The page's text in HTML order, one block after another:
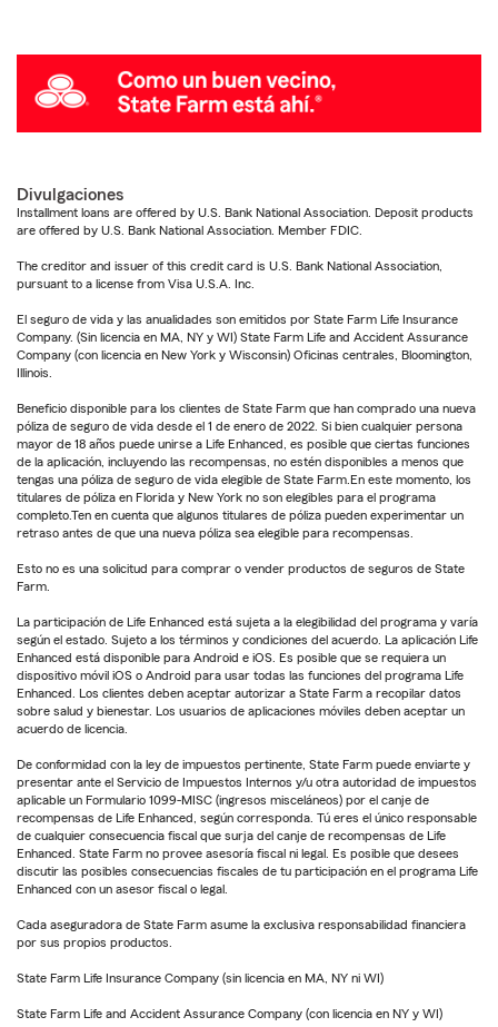
Divulgaciones
Installment loans are offered by U.S. Bank National Association. Deposit products
are offered by U.S. Bank National Association. Member FDIC.
The creditor and issuer of this credit card is U.S. Bank National Association,
pursuant to a license from Visa U.S.A. Inc.
El seguro de vida y las anualidades son emitidos por State Farm Life Insurance
Company. (Sin licencia en MA, NY y WI) State Farm Life and Accident Assurance
Company (con licencia en New York y Wisconsin) Oficinas centrales, Bloomington,
Illinois.
Beneficio disponible para los clientes de State Farm que han comprado una nueva
póliza de seguro de vida desde el 1 de enero de 2022. Si bien cualquier persona
mayor de 18 años puede unirse a Life Enhanced, es posible que ciertas funciones
de la aplicación, incluyendo las recompensas, no estén disponibles a menos que
tengas una póliza de seguro de vida elegible de State Farm.En este momento, los
titulares de póliza en Florida y New York no son elegibles para el programa
completo.Ten en cuenta que algunos titulares de póliza pueden experimentar un
retraso antes de que una nueva póliza sea elegible para recompensas.
Esto no es una solicitud para comprar o vender productos de seguros de State
Farm.
La participación de Life Enhanced está sujeta a la elegibilidad del programa y varía
según el estado. Sujeto a los términos y condiciones del acuerdo. La aplicación Life
Enhanced está disponible para Android e iOS. Es posible que se requiera un
dispositivo móvil iOS o Android para usar todas las funciones del programa Life
Enhanced. Los clientes deben aceptar autorizar a State Farm a recopilar datos
sobre salud y bienestar. Los usuarios de aplicaciones móviles deben aceptar un
acuerdo de licencia.
De conformidad con la ley de impuestos pertinente, State Farm puede enviarte y
presentar ante el Servicio de Impuestos Internos y/u otra autoridad de impuestos
aplicable un Formulario 1099-MISC (ingresos misceláneos) por el canje de
recompensas de Life Enhanced, según corresponda. Tú eres el único responsable
de cualquier consecuencia fiscal que surja del canje de recompensas de Life
Enhanced. State Farm no provee asesoría fiscal ni legal. Es posible que desees
discutir las posibles consecuencias fiscales de tu participación en el programa Life
Enhanced con un asesor fiscal o legal.
Cada aseguradora de State Farm asume la exclusiva responsabilidad financiera
por sus propios productos.
State Farm Life Insurance Company (sin licencia en MA, NY ni WI)
State Farm Life and Accident Assurance Company (con licencia en NY y WI)